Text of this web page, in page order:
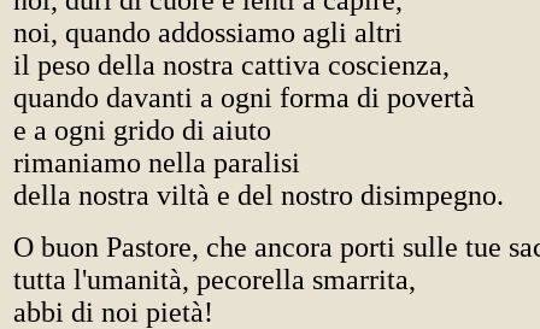
noi, quando addossiamo agli altri
il peso della nostra cattiva coscienza,
quando davanti a ogni forma di povertà
e a ogni grido di aiuto
rimaniamo nella paralisi
della nostra viltà e del nostro disimpegno.
O buon Pastore, che ancora porti sulle tue
tutta l'umanità, pecorella smarrita,
abbi di noi pietà!